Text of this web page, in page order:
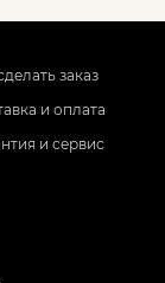
заказ
и оплата
и сервис